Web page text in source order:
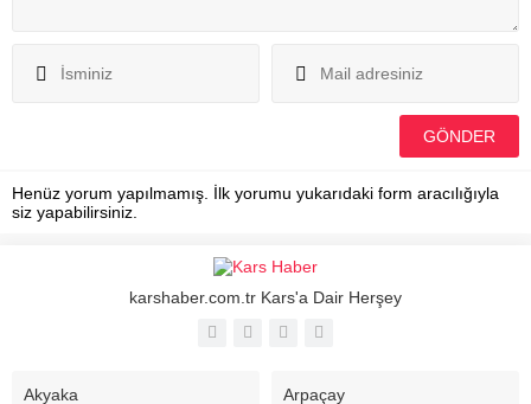
Henüz yorum yapılmamış. İlk yorumu yukarıdaki form aracılığıyla
siz yapabilirsiniz.
karshaber.com.tr Kars'a Dair Herşey
Akyaka Arpaçay